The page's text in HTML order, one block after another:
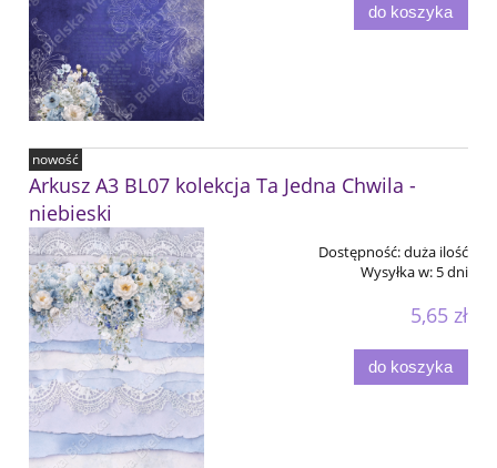
do koszyka
Arkusz A3 BL07 kolekcja Ta Jedna Chwila -
niebieski
Dostępność:duża ilość
Wysyłka w: 5 dni
5,65 zł
do koszyka
nowość